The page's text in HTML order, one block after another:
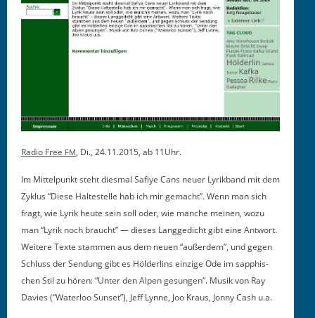
Radio Free FM, Di., 24.11.2015, ab 11Uhr.
Im Mit­telpunkt ste­ht dies­mal Safiye Cans neuer Lyrik­band mit dem
Zyk­lus “Diese Hal­testelle hab ich mir gemacht”. Wenn man sich
fragt, wie Lyrik heute sein soll oder, wie manche meinen, wozu
man “Lyrik noch braucht” — dieses Langgedicht gibt eine Antwort.
Weit­ere Texte stam­men aus dem neuen “außer­dem”, und gegen
Schluss der Sendung gibt es Hölder­lins einzige Ode im sap­phis­
chen Stil zu hören: “Unter den Alpen gesun­gen”. Musik von Ray
Davies (“Water­loo Sun­set”), Jeff Lynne, Joo Kraus, Jon­ny Cash u.a.